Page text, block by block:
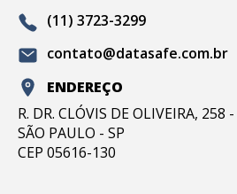
(11) 3723-3299
contato@datasafe.com.br
ENDEREÇO
R. DR. CLÓVIS DE OLIVEIRA, 258
SÃO PAULO - SP
CEP 05616-130